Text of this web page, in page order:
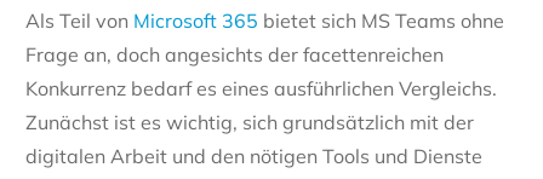
Als Teil von Microsoft 365 bietet sich MS Teams ohne
Frage an, doch angesichts der facettenreichen
Konkurrenz bedarf es eines ausführlichen Vergleichs.
Zunächst ist es wichtig, sich grundsätzlich mit der
digitalen Arbeit und den nötigen Tools und Dienste